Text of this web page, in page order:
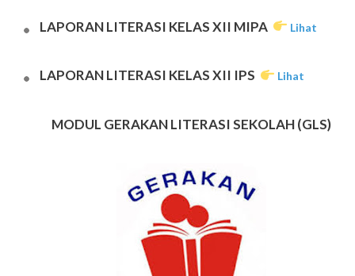
LAPORAN LITERASI KELAS XII MIPA Lihat
LAPORAN LITERASI KELAS XII IPS Lihat
MODUL GERAKAN LITERASI SEKOLAH (GLS)